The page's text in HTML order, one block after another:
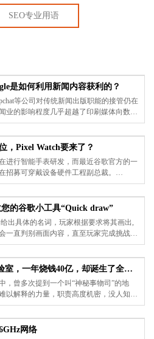
SEO专业用语
是如何利用新闻内容获利的？
等公司对传统新闻出版职能的接管仍在
业的影响程度几乎超越了印刷媒体向数字
，Pixel Watch要来了？
进行智能手表研发，而最近谷歌官方的一
招募可穿戴设备硬件工程副总裁。
的谷歌小工具“Quick draw”
出具体的名词，玩家根据要求将其画出,
一直判别画面内容，直至玩家完成挑战或
间为20秒，它会给出各种名词，比如：
揭秘谷歌最神秘部门：X实验室，一年烧钱40亿，却诞生了全球最疯狂的
，曾多次提到一个叫“神秘事物司”的地
以解释的力量，职责高度机密，没人知道
升降梯的栅栏后，一个简陋的走廊通向朴
进入圆形黑色房间。十二扇一模一样、没
网络